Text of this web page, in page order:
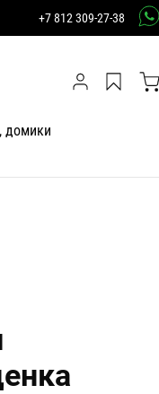
+7 812 309-27-38
домики